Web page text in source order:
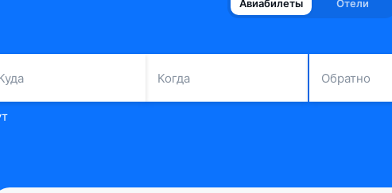
Авиабилеты Отели
Когда Обратно